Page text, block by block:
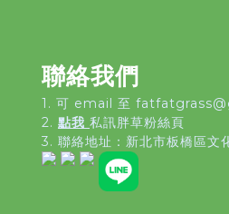
聯絡我們
1. 可 email 至
2. 點我 私訊胖草粉絲頁
3. 聯絡地址： 新北市板橋區文